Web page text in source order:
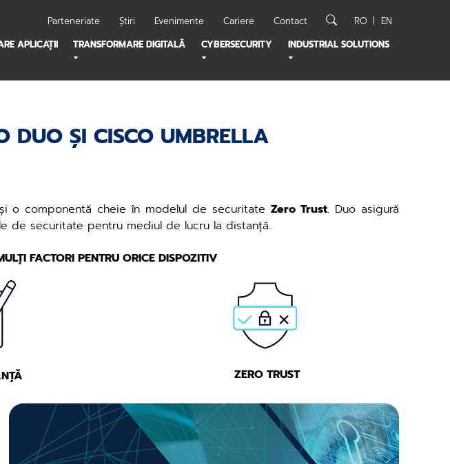
Parteneriate Știri Evenimente Cariere Contact RO
EN
APLICAȚII TRANSFORMARE DIGITALĂ CYBERSECURITY INDUSTRIAL SOLUTIONS
DUO ȘI CISCO UMBRELLA
o componentă cheie în modelul de securitateZero Trust. Duo asigură
de securitate pentru mediul de lucru la distanță.
FACTORI PENTRU ORICE DISPOZITIV
ZERO TRUST